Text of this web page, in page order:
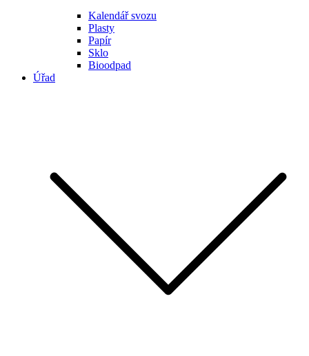
Kalendář svozu
Plasty
Papír
Sklo
Bioodpad
Úřad